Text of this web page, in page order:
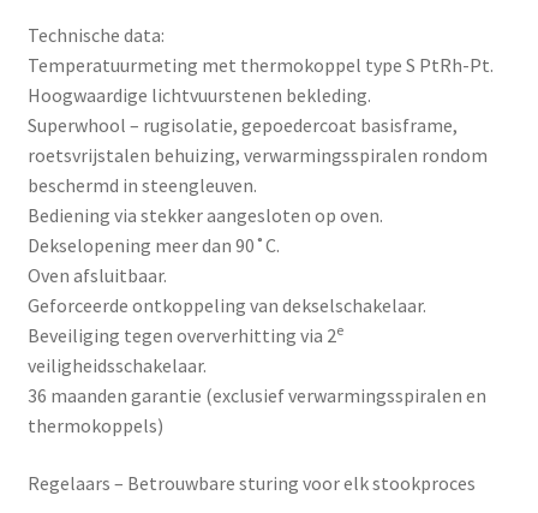
Technische data:
Temperatuurmeting met thermokoppel type S PtRh-Pt.
Hoogwaardige lichtvuurstenen bekleding.
Superwhool – rugisolatie, gepoedercoat basisframe,
roetsvrijstalen behuizing, verwarmingsspiralen rondom
beschermd in steengleuven.
Bediening via stekker aangesloten op oven.
Dekselopening meer dan 90˚C.
Oven afsluitbaar.
Geforceerde ontkoppeling van dekselschakelaar.
Beveiliging tegen oververhitting via 2e
veiligheidsschakelaar.
36 maanden garantie (exclusief verwarmingsspiralen en
thermokoppels)
Regelaars – Betrouwbare sturing voor elk stookproces